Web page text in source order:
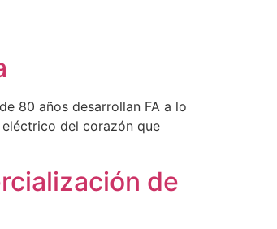
80 años desarrollan FA a lo
del corazón que
de